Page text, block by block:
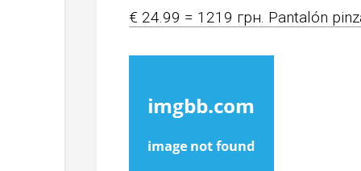
€ 24.99 = 1219 грн. Pantalón